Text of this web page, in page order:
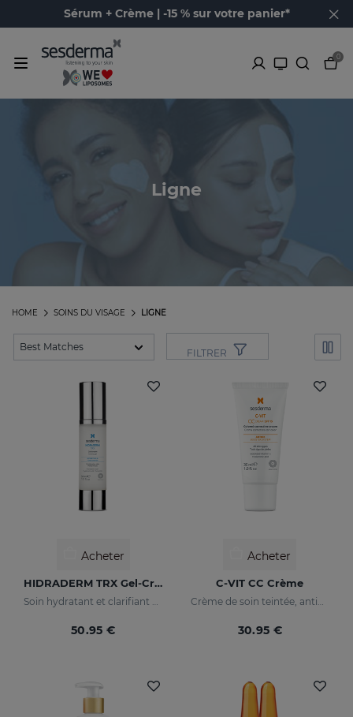
Sérum + Crème | -15 % sur votre panier*
0
Ligne
LIGNE
SOINS DU VISAGE
HOME
FILTRER
Acheter
HIDRADERM TRX Gel-Crème
Soin hydratant et clarifiant pour les peaux mixtes
50.95 €
Acheter
C-VIT CC Crème
Crème de soin teintée, antioxydante, à la vitamine C et à l'acide hyaluronique
30.95 €